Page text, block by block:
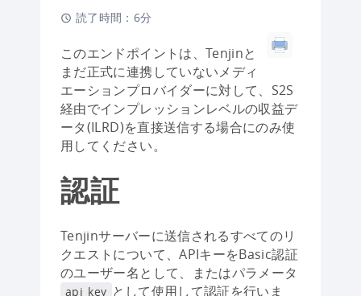
読了時間：6分
このエンドポイントは、Tenjinと
まだ正式に連携していないメディ
エーションプロバイダーに対して、S2S
経由でインプレッションレベルの収益デ
ータ(ILRD)を直接送信する場合にのみ使
用してください。
認証
Tenjinサーバーに送信されるすべてのリ
クエストについて、APIキーをBasic認証
のユーザー名として、またはパラメータ
api_key として使用して認証を行いま